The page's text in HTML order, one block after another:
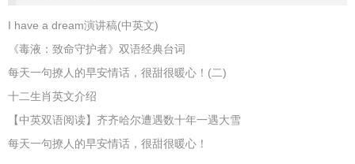
I have a dream演讲稿(中英文)
《毒液：致命守护者》双语经典台词
每天一句撩人的早安情话，很甜很暖心！(二)
十二生肖英文介绍
【中英双语阅读】齐齐哈尔遭遇数十年一遇大雪
每天一句撩人的早安情话，很甜很暖心！